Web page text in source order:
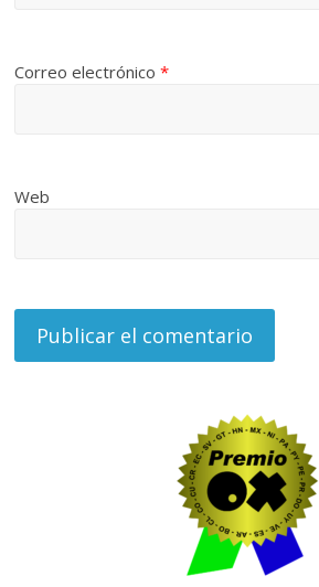
Correo electrónico*
Web